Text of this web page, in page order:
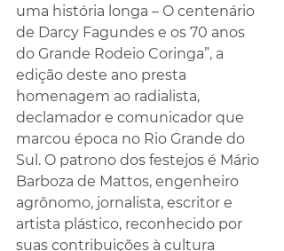
uma história longa – O centenário
de Darcy Fagundes e os 70 anos
do Grande Rodeio Coringa”, a
edição deste ano presta
homenagem ao radialista,
declamador e comunicador que
marcou época no Rio Grande do
Sul. O patrono dos festejos é Mário
Barboza de Mattos, engenheiro
agrônomo, jornalista, escritor e
artista plástico, reconhecido por
suas contribuições à cultura